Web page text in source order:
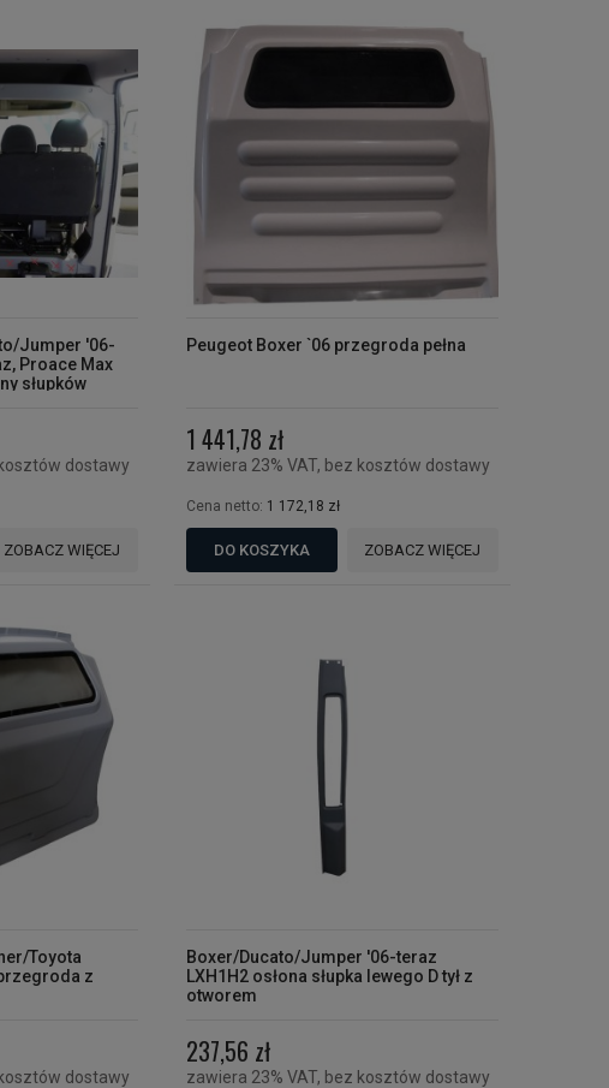
Jumper '06-
Proace Max
słupków
dostawy
ZOBACZ WIĘCEJ
Peugeot Boxer `06 przegroda pełna
1 441,78 zł
zawiera 23% VAT, bez kosztów dostawy
Cena netto: 1 172,18 zł
DO KOSZYKA ZOBACZ WIĘCEJ
Toyota
z
dostawy
Boxer/Ducato/Jumper '06-teraz
LXH1H2 osłona słupka lewego D tył z
otworem
237,56 zł
zawiera 23% VAT, bez kosztów dostawy